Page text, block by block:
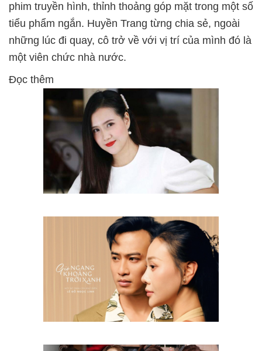
phim truyền hình, thỉnh thoảng góp mặt trong một số
tiểu phẩm ngắn. Huyền Trang từng chia sẻ, ngoài
những lúc đi quay, cô trở về với vị trí của mình đó là
một viên chức nhà nước.
Đọc thêm